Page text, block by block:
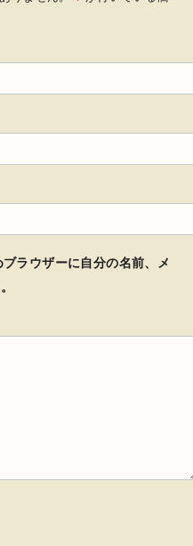
ラウザーに自分の名前、メ